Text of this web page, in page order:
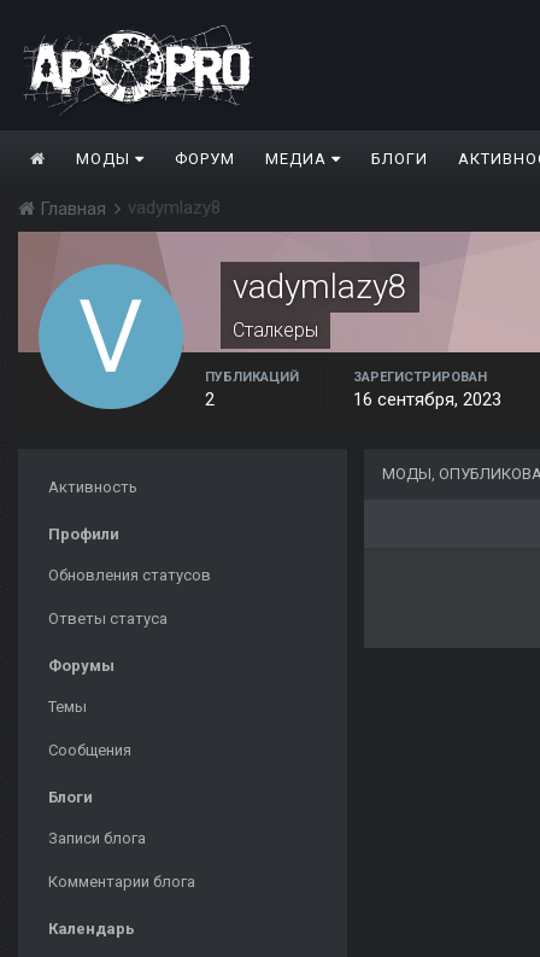
МОДЫ ФОРУМ МЕДИА БЛОГИ
Главная vadymlazy8
vadymlazy8
Сталкеры
ПУБЛИКАЦИЙ
2
ЗАРЕГИСТРИРОВАН
16 сентября, 2023
Активность
Профили
Обновления статусов
Ответы статуса
Форумы
Темы
Сообщения
Блоги
Записи блога
Комментарии блога
Календарь
МОДЫ,